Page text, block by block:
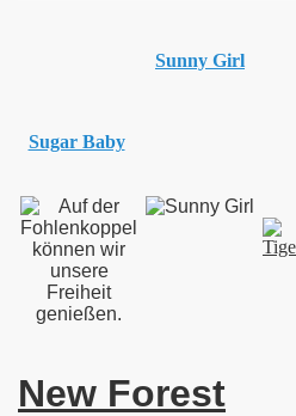
Sugar Baby
Sunny Girl
New Forest